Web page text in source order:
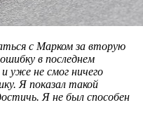
с Марком за вторую
в последнем
уже не смог ничего
Я показал такой
Я не был способен